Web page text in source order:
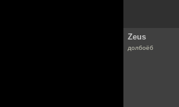
Zeus
долбоёб